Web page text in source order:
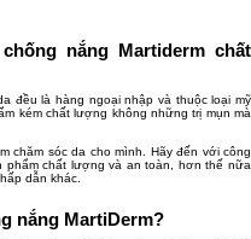
nắng Martiderm chất
đều là hàng ngoại nhập và thuộc loại mỹ
kém chất lượng không những trị mụn mà
chăm sóc da cho mình. Hãy đến với công
phẩm chất lượng và an toàn, hơn thế nữa
dẫn khác.
nắng MartiDerm?